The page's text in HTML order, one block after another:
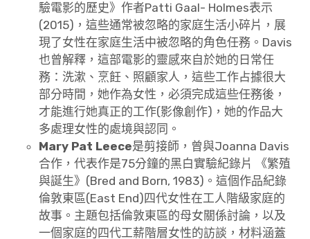
驗電影的歷史》作者Patti Gaal- Holmes表示
(2015)，這些通常被忽略的家庭生活小碎片，展
現了女性在家庭生活中被忽略的角色任務。Davis
也曾解釋，這部電影的靈感來自於她的日常任
務：洗漱、烹飪、照顧家人，這些工作占據很大
部分時間，她作為女性，必須完成這些任務後，
才能進行她真正的工作(影像創作)，她的作品大
多處理女性的處境與認同。
Mary Pat Leece是剪接師，曾與Joanna Davis
合作，代表作是75分鐘的黑白實驗紀錄片 《繁殖
與誕生》(Bred and Born, 1983)。這個作品紀錄
倫敦東區(East End)四代女性在工人階級家庭的
故事。主題包括倫敦東區的母女關係討論，以及
一個家庭的四代工薪階層女性的訪談，材料涵蓋